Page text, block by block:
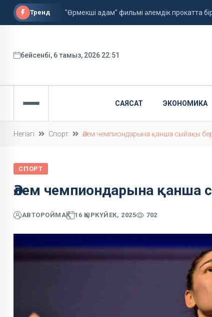
Тренд "Өрмекші адам" фильмі әлемдік прокатта
ФИФА басшысы қызметін сақтап қалды
бейсенбі, 6 тамыз, 2026 22:51
САЯСАТ ЭКОНОМИКА
Негізгі Спорт Әлем чемпиондарына қанша сыйақы
СПОРТ
Әлем чемпиондарына қанша
АВТОРОЙМАҚ 16 ҚЫРКҮЙЕК, 2025 702